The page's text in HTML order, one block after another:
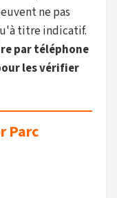
ne pas
titre indicatif.
par téléphone
les vérifier
Parc